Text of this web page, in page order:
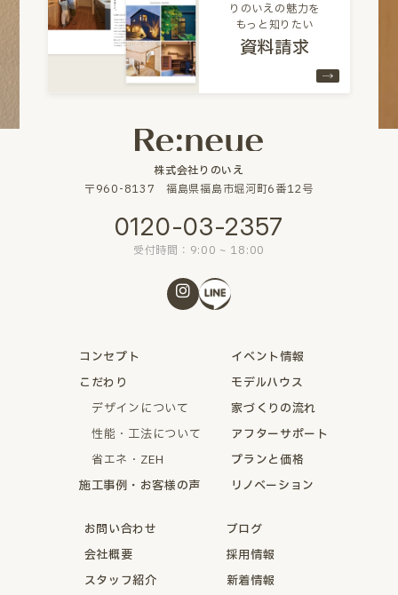
りのいえの魅力を
もっと知りたい
資料請求
株式会社りのいえ
〒960-8137 福島県福島市堀河町6番12号
0120-03-2357
受付時間：9:00 ~ 18:00
コンセプト
こだわり
デザインについて
性能・工法について
省エネ・ZEH
施工事例・お客様の声
イベント情報
モデルハウス
家づくりの流れ
アフターサポート
プランと価格
リノベーション
お問い合わせ
会社概要
スタッフ紹介
ブログ
採用情報
新着情報